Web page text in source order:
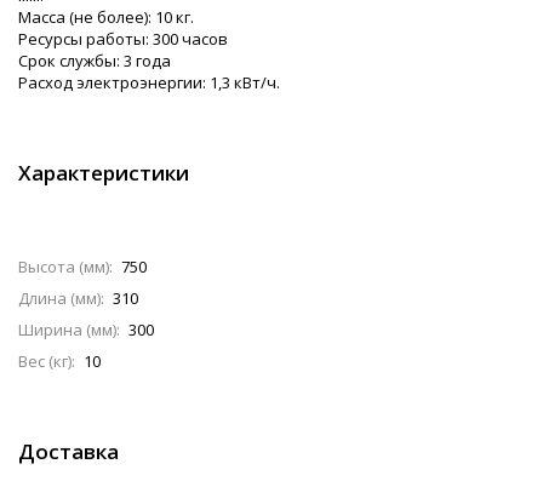
Масса (не более): 10 кг.
Ресурсы работы: 300 часов
Срок службы: 3 года
Расход электроэнергии: 1,3 кВт/ч.
Характеристики
Высота (мм): 750
Длина (мм): 310
Ширина (мм): 300
Вес (кг): 10
Доставка